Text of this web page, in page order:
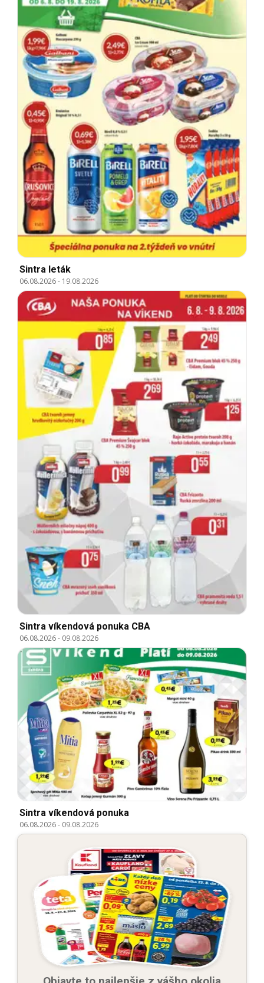
Sintra leták
06.08.2026- 19.08.2026
Sintra víkendová ponuka CBA
06.08.2026- 09.08.2026
Sintra víkendová ponuka
06.08.2026- 09.08.2026